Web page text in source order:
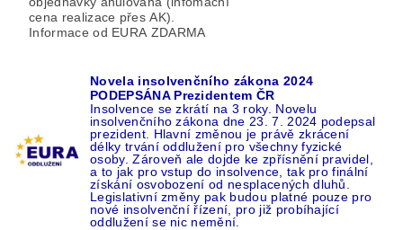
cena realizace přes AK).
Informace od EURA ZDARMA
Novela insolvenčního zákona 2024
PODEPSÁNA Prezidentem ČR
Insolvence se zkrátí na 3 roky. Novelu
insolvenčního zákona dne 23. 7. 2024 podepsal
prezident. Hlavní změnou je právě zkrácení
délky trvání oddlužení pro všechny fyzické
osoby. Zároveň ale dojde ke zpřísnění pravidel,
a to jak pro vstup do insolvence, tak pro finální
získání osvobození od nesplacených dluhů.
Legislativní změny pak budou platné pouze pro
nové insolvenční řízení, pro již probíhající
oddlužení se nic nemění.